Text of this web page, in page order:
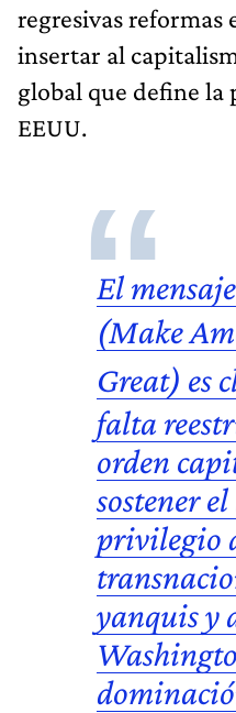
regresivas reformas
insertar al
global que define
EEUU.
El
(Make
Great) es
falta
orden
sostener
privilegio
yanquis y